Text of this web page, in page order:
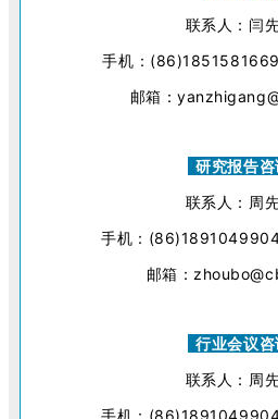
联系人：闫
手机：
邮箱：
研究报告咨
联系人：周
手机：
邮箱：
行业会议咨
联系人：周